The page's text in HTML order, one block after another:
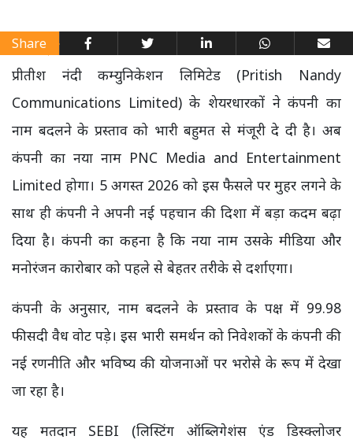
Share
प्रीतीश नंदी कम्युनिकेशन लिमिटेड (Pritish Nandy
Communications Limited) के शेयरधारकों ने कंपनी का
नाम बदलने के प्रस्ताव को भारी बहुमत से मंजूरी दे दी है। अब
कंपनी का नया नाम PNC Media and Entertainment
Limited होगा। 5 अगस्त 2026 को इस फैसले पर मुहर लगने के
साथ ही कंपनी ने अपनी नई पहचान की दिशा में बड़ा कदम बढ़ा
दिया है। कंपनी का कहना है कि नया नाम उसके मीडिया और
मनोरंजन कारोबार को पहले से बेहतर तरीके से दर्शाएगा।
कंपनी के अनुसार, नाम बदलने के प्रस्ताव के पक्ष में 99.98
फीसदी वैध वोट पड़े। इस भारी समर्थन को निवेशकों के कंपनी की
नई रणनीति और भविष्य की योजनाओं पर भरोसे के रूप में देखा
जा रहा है।
यह मतदान SEBI (लिस्टिंग ऑब्लिगेशंस एंड डिस्क्लोजर